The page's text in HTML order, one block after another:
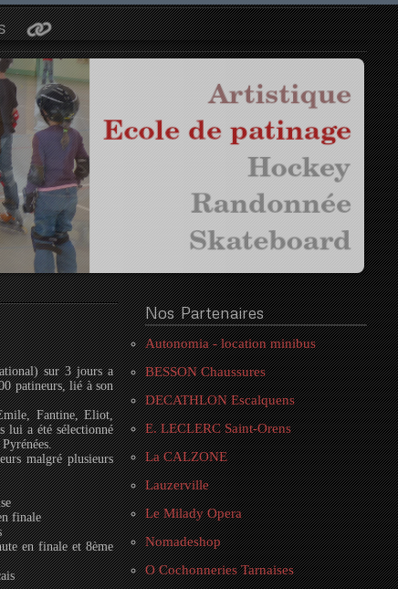
NosPartenaires
Autonomia - location minibus
BESSON Chaussures
DECATHLON Escalquens
E. LECLERC Saint-Orens
La CALZONE
Lauzerville
Le Milady Opera
Nomadeshop
O Cochonneries Tarnaises
sur 3 jours a
patineurs, lié à son
Fantine, Eliot,
lui a été sélectionné
malgré plusieurs
finale
en finale et 8ème